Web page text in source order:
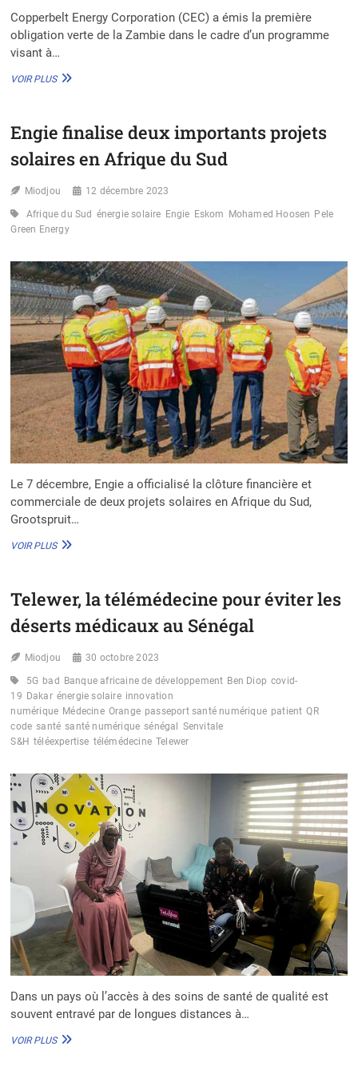
Copperbelt Energy Corporation (CEC) a émis la première
obligation verte de la Zambie dans le cadre d’un programme
visant à…
VOIR PLUSLA
PREMIÈRE
VERTE
200
POUR
L’ÉNERGIE
Engie finalise deux importants projets
solaires en Afrique du Sud
Miodjou 12 décembre 2023
Afrique du Sud énergie solaire Engie Eskom Mohamed Hoosen Pele
Green Energy
Le 7 décembre, Engie a officialisé la clôture financière et
commerciale de deux projets solaires en Afrique du Sud,
Grootspruit…
VOIR PLUSENGIE
PROJETS
EN
DU
Telewer, la télémédecine pour éviter les
déserts médicaux au Sénégal
Miodjou 30 octobre 2023
5G bad Banque africaine de développement Ben Diop covid-
19 Dakar énergie solaire innovation
numérique Médecine Orange passeport santé numérique patient QR
code santé santé numérique sénégal Senvitale
S&H téléexpertise télémédecine Telewer
Dans un pays où l’accès à des soins de santé de qualité est
souvent entravé par de longues distances à…
VOIR PLUSTELEWER,